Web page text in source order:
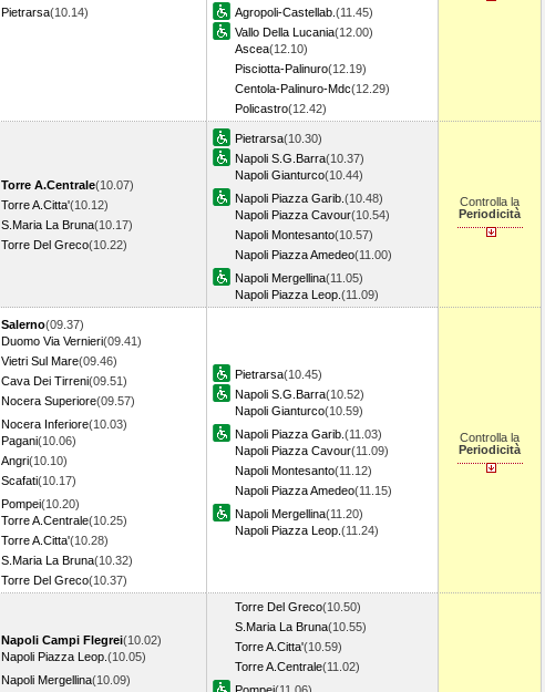
Pietrarsa(10.14)
Agropoli-Castellab. (11.45)
Vallo Della Lucania(12.00)
Ascea(12.10)
Pisciotta-Palinuro(12.19)
Centola-Palinuro-Mdc(12.29)
Policastro(12.42)
Torre A.Centrale(10.07)
Torre A.Citta'(10.12)
S.Maria La Bruna(10.17)
Torre Del Greco(10.22)
Pietrarsa(10.30)
Napoli S.G.Barra(10.37)
Napoli Gianturco(10.44)
Napoli Piazza Garib. (10.48)
Napoli Piazza Cavour(10.54)
Napoli Montesanto(10.57)
Napoli Piazza Amedeo(11.00)
Napoli Mergellina(11.05)
Napoli Piazza Leop. (11.09)
Controlla la
Periodicità
Salerno(09.37)
Duomo Via Vernieri(09.41)
Vietri Sul Mare(09.46)
Cava Dei Tirreni(09.51)
Nocera Superiore(09.57)
Nocera Inferiore(10.03)
Pagani(10.06)
Angri(10.10)
Scafati(10.17)
Pompei(10.20)
Torre A.Centrale(10.25)
Torre A.Citta'(10.28)
S.Maria La Bruna(10.32)
Torre Del Greco(10.37)
Pietrarsa(10.45)
Napoli S.G.Barra(10.52)
Napoli Gianturco(10.59)
Napoli Piazza Garib. (11.03)
Napoli Piazza Cavour(11.09)
Napoli Montesanto(11.12)
Napoli Piazza Amedeo(11.15)
Napoli Mergellina(11.20)
Napoli Piazza Leop. (11.24)
Controlla la
Periodicità
Napoli Campi Flegrei(10.02)
Napoli Piazza Leop. (10.05)
Napoli Mergellina(10.09)
Torre Del Greco(10.50)
S.Maria La Bruna(10.55)
Torre A.Citta'(10.59)
Torre A.Centrale(11.02)